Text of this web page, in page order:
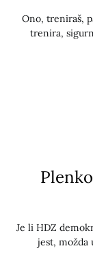
Ono, treniraš,
trenira,
Je li HDZ
jest,